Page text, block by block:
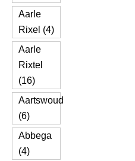
Aarle
Rixel (4)
Aarle
Rixtel
(16)
Aartswoud
(6)
Abbega
(4)